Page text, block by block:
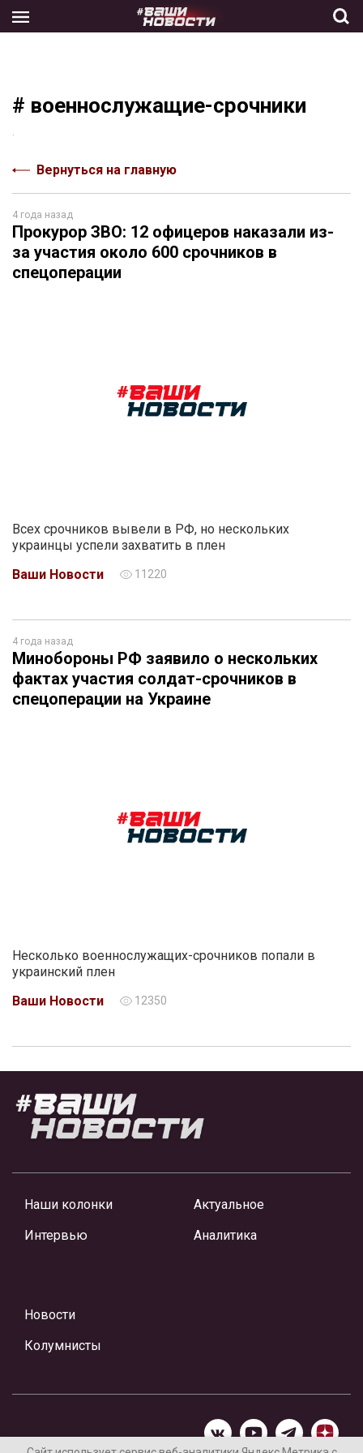
the
# военнослужащие-срочники
Вернуться на главную
4 года назад
Прокурор ЗВО: 12 офицеров наказали из-
за участия около 600 срочников в
спецоперации
Всех срочников вывели в РФ, но нескольких
украинцы успели захватить в плен
Ваши Новости
11220
4 года назад
Минобороны РФ заявило о нескольких
фактах участия солдат-срочников в
спецоперации на Украине
Несколько военнослужащих-срочников попали в
украинский плен
Ваши Новости
12350
Наши колонки
Интервью
Актуальное
Аналитика
Новости
Колумнисты